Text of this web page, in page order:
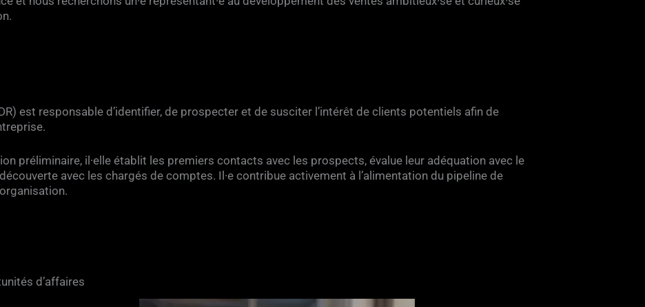
est responsable d’identifier, de prospecter et de susciter l’intérêt de clients potentiels afin de
préliminaire, il·elle établit les premiers contacts avec les prospects, évalue leur adéquation avec le
avec les chargés de comptes. Il·e contribue activement à l’alimentation du pipeline de
d’affaires